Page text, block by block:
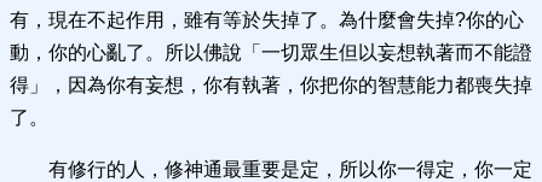
有，現在不起作用，雖有等於失掉了。為什麼會失掉?你的心
動，你的心亂了。所以佛說「一切眾生但以妄想執著而不能證
得」，因為你有妄想，你有執著，你把你的智慧能力都喪失掉
了。
有修行的人，修神通最重要是定，所以你一得定，你一定